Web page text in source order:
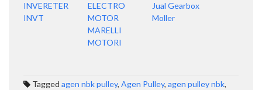
INVERETER
INVT
ELECTRO
MOTOR
MARELLI
MOTORI
Jual Gearbox
Moller
Tagged agen nbk pulley, Agen Pulley, agen pulley nbk,